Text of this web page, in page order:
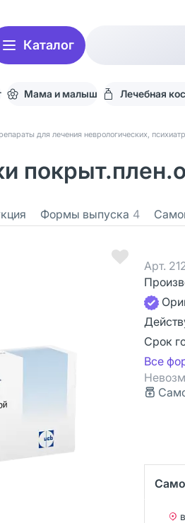
Каталог
Мама и малыш Лечебная
для лечения неврологических,
Формы выпуска 4
Арт.
Срок
Все